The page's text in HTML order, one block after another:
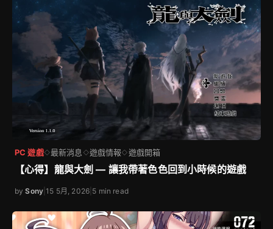
PC 遊戲◇最新消息 ◇遊戲情報◇遊戲開箱
【心得】龍與大劍 — 讓我帶著色色回到小時候的遊戲
bySony |15 5月, 2026 5 min read